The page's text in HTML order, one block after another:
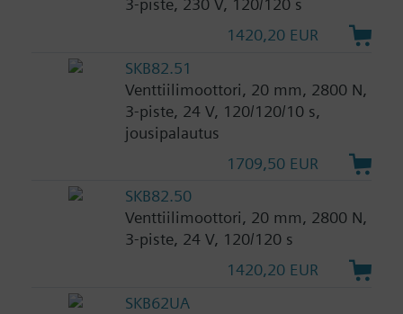
3-piste, 230 V, 120/120 s
1420,20 EUR
SKB82.51
Venttiilimoottori, 20 mm, 2800 N,
3-piste, 24 V, 120/120/10 s,
jousipalautus
1709,50 EUR
SKB82.50
Venttiilimoottori, 20 mm, 2800 N,
3-piste, 24 V, 120/120 s
1420,20 EUR
SKB62UA